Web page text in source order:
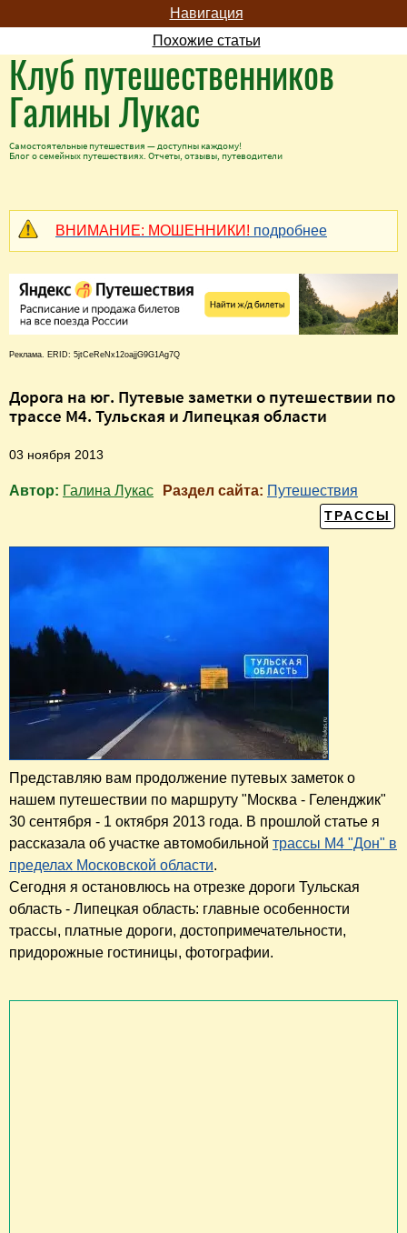
Навигация
Похожие статьи
Клуб путешественников
Галины Лукас
Самостоятельные путешествия — доступны каждому!
Блог о семейных путешествиях. Отчеты, отзывы, путеводители
ВНИМАНИЕ: МОШЕННИКИ! подробнее
Реклама. ERID: 5jtCeReNx12oajjG9G1Ag7Q
Дорога на юг. Путевые заметки о путешествии по
трассе М4. Тульская и Липецкая области
03 ноября 2013
Автор: Галина Лукас Раздел сайта: Путешествия
ТРАССЫ
Представляю вам продолжение путевых заметок о
нашем путешествии по маршруту "Москва - Геленджик"
30 сентября - 1 октября 2013 года. В прошлой статье я
рассказала об участке автомобильной трассы М4 "Дон" в
пределах Московской области.
Сегодня я остановлюсь на отрезке дороги Тульская
область - Липецкая область: главные особенности
трассы, платные дороги, достопримечательности,
придорожные гостиницы, фотографии.